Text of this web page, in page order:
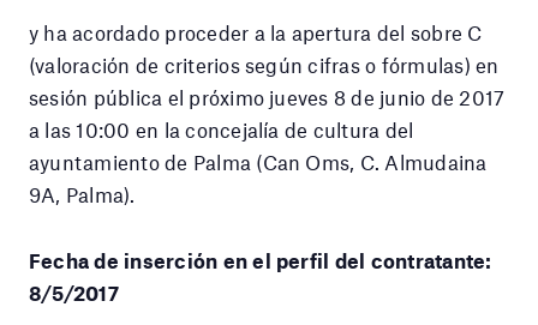
y ha acordado proceder a la apertura del sobre C
(valoración de criterios según cifras o fórmulas) en
sesión pública el próximo jueves 8 de junio de 2017
a las 10:00 en la concejalía de cultura del
ayuntamiento de Palma (Can Oms, C. Almudaina
9A, Palma).
Fecha de inserción en el perfil del contratante:
8/5/2017